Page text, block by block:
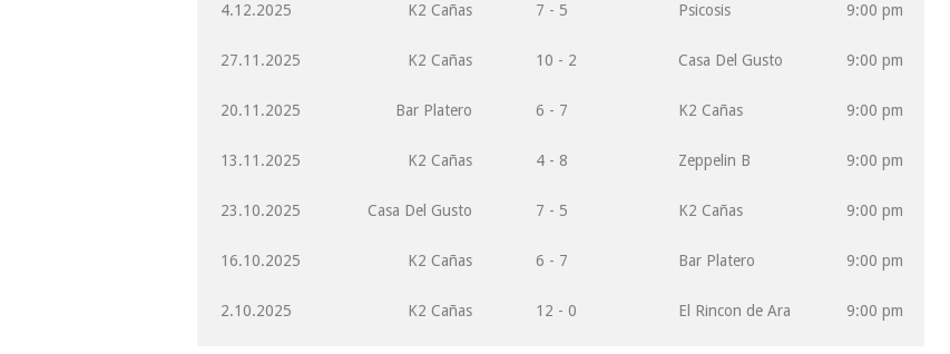
4.12.2025 K2 Cañas 7 - 5 Psicosis 9:00 pm
27.11.2025 K2 Cañas 10 - 2 Casa Del Gusto 9:00 pm
20.11.2025 Bar Platero 6 - 7 K2 Cañas 9:00 pm
13.11.2025 K2 Cañas 4 - 8 Zeppelin B 9:00 pm
23.10.2025 Casa Del Gusto 7 - 5 K2 Cañas 9:00 pm
16.10.2025 K2 Cañas 6 - 7 Bar Platero 9:00 pm
2.10.2025 K2 Cañas 12 - 0 El Rincon de Ara 9:00 pm